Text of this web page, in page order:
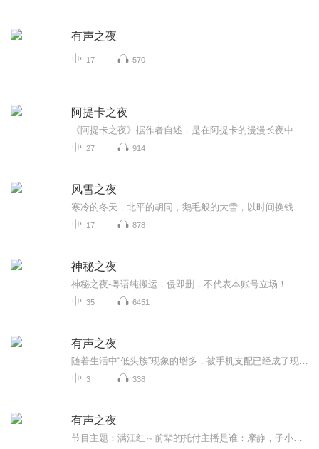
有声之夜
17 570
阿提卡之夜
27 914
风雪之夜
17 878
神秘之夜
神秘之夜-粤语纯搬运，侵即删，不代表本账号立场！
35 6451
有声之夜
3 338
有声之夜